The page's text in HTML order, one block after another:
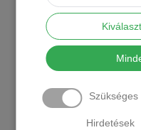
Szükséges
Hirdetések